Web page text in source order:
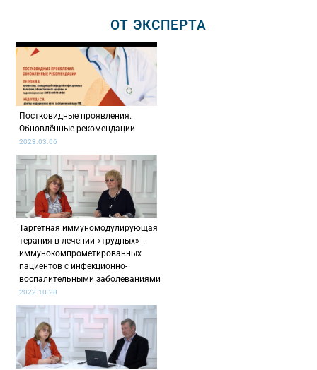
ОТ ЭКСПЕРТА
Постковидные проявления.
Обновлённые рекомендации
2023.03.06
Таргетная иммуномодулирующая
терапия в лечении «трудных» -
иммунокомпрометированных
пациентов с инфекционно-
воспалительными заболеваниями
2022.10.28